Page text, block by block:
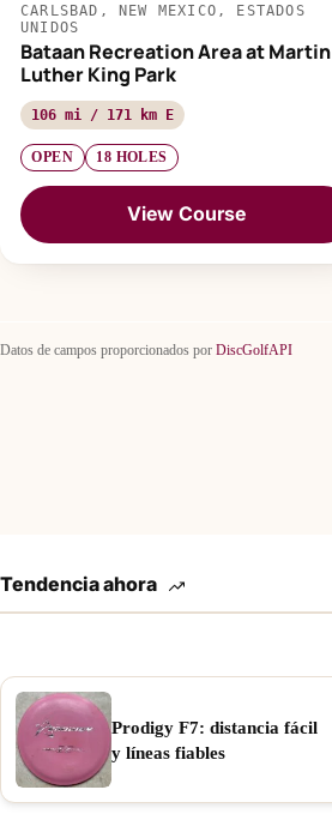
CARLSBAD, NEW MEXICO, ESTADOS
UNIDOS
Bataan Recreation Area at Martin
Luther King Park
106 mi / 171 km E
OPEN 18 HOLES
View Course
Datos de campos proporcionados por DiscGolfAPI
Tendencia ahora
Prodigy F7: distancia fácil
y líneas fiables